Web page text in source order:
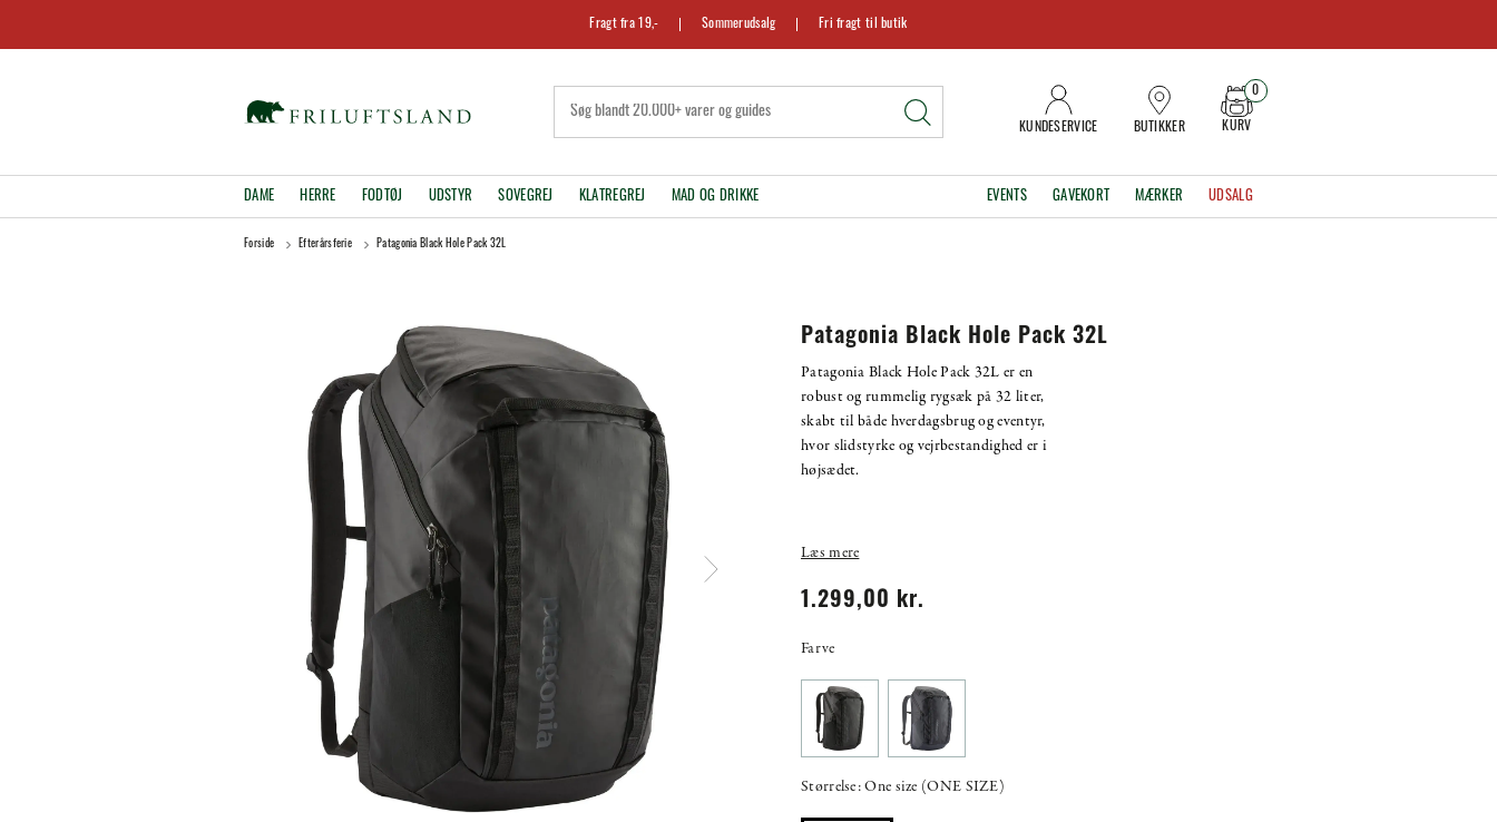
Fragt fra 19,- Sommerudsalg Fri fragt til butik
KUNDESERVICE BUTIKKER KURV
0
DAME HERRE FODTØJ UDSTYR SOVEGREJ KLATREGREJ MAD OG DRIKKE EVENTS GAVEKORT MÆRKER UDSALG
Forside Efterårsferie Patagonia Black Hole Pack 32L
Patagonia Black Hole Pack 32L
Patagonia Black Hole Pack 32L er en
robust og rummelig rygsæk på 32 liter,
skabt til både hverdagsbrug og eventyr,
hvor slidstyrke og vejrbestandighed er i
højsædet.
Læs mere
1.299,00 kr.
Farve
Størrelse: One size (ONE SIZE)